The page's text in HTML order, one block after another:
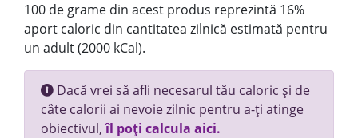
100 de grame din acest produs reprezintă 16%
aport caloric din cantitatea zilnică estimată pentru
un adult (2000 kCal).
Dacă vrei să afli necesarul tău caloric și de
câte calorii ai nevoie zilnic pentru a-ți atinge
obiectivul,îl poți calcula aici.